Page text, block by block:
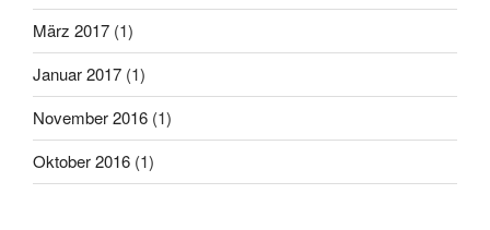
März 2017 (1)
Januar 2017 (1)
November 2016 (1)
Oktober 2016 (1)